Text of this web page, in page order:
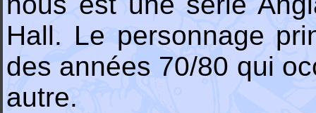
Hall. Le personnage
des années 70/80 qui
autre.